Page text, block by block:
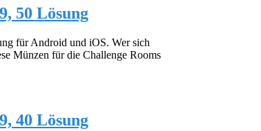
50 Lösung
für Android und iOS. Wer sich
Münzen für die Challenge Rooms
40 Lösung